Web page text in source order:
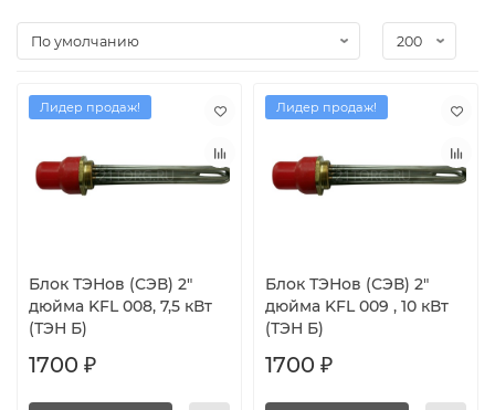
Лидер продаж!
Блок ТЭНов (СЭВ) 2"
дюйма KFL 008, 7,5 кВт
(ТЭН Б)
1700 ₽
Лидер продаж!
Блок ТЭНов (СЭВ) 2"
дюйма KFL 009 , 10 кВт
(ТЭН Б)
1700 ₽